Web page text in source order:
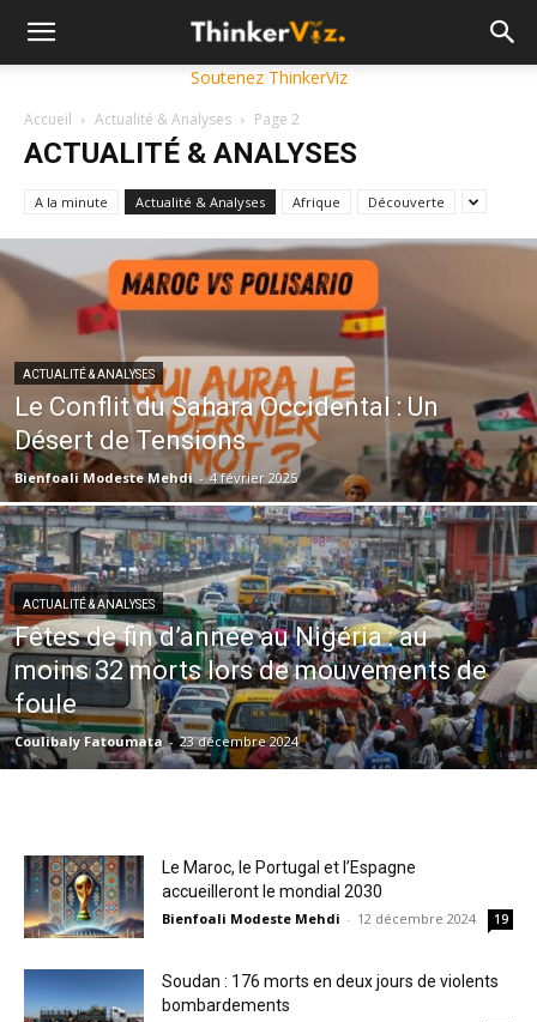
Soutenez ThinkerViz
Accueil Actualité & Analyses Page 2
ACTUALITÉ & ANALYSES
A la minute Actualité & Analyses Afrique Découverte
ACTUALITÉ & ANALYSES
Le Conflit du Sahara Occidental : Un
Désert de Tensions
Bienfoali Modeste Mehdi - 4 février 2025
ACTUALITÉ & ANALYSES
Fêtes de fin d’année au Nigéria : au
moins 32 morts lors de mouvements de
foule
Coulibaly Fatoumata - 23 décembre 2024
Le Maroc, le Portugal et l’Espagne
accueilleront le mondial 2030
Bienfoali Modeste Mehdi - 12 décembre 2024 19
Soudan : 176 morts en deux jours de violents
bombardements